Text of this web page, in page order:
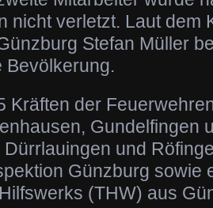
nicht verletzt. Laut dem
Stefan Müller
Bevölkerung.
Kräften der
Gundelfingen
und
Günzburg sowie
(THW) aus